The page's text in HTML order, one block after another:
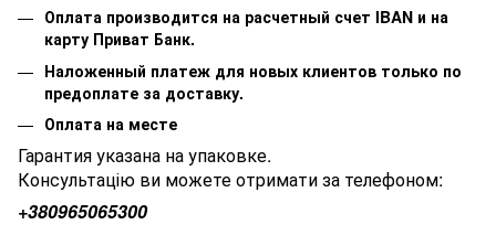
Оплата производится на расчетный счет IBAN и на
карту Приват Банк.
Наложенный платеж для новых клиентов только по
предоплате за доставку.
Оплата на месте
Гарантия указана на упаковке.
Консультацію ви можете отримати за телефоном:
+380965065300